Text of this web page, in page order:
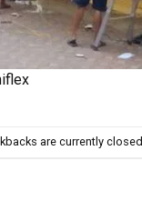
are currently closed.